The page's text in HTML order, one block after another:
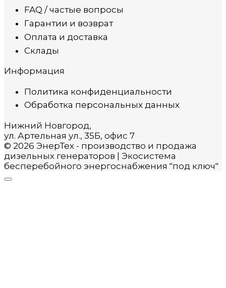
FAQ / частые вопросы
Гарантии и возврат
Оплата и доставка
Склады
Информация
Политика конфиденциальности
Обработка персональных данных
Нижний Новгород,
ул. Артельная ул., 35Б, офис 7
© 2026 ЭнерТех - производство и продажа
дизельных генераторов | Экосистема
бесперебойного энергоснабжения "под ключ"